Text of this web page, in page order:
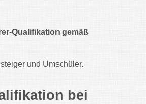
Qualifikation gemäß
und Umschüler.
bei